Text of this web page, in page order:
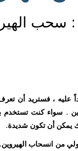
سحب
عليه ، فستريد أن
. سواء كنت تستخدم
يمكن أن تكون شديدة.
انسحاب الهيروين.